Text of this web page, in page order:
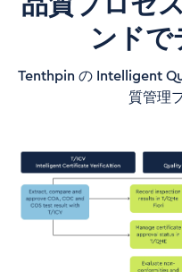
品質プロセ
ンドで
Tenthpin の Intelligent
質管理